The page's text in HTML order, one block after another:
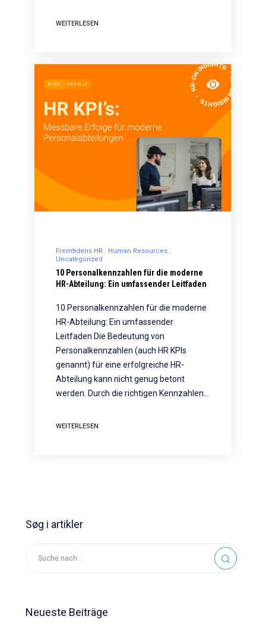
WEITERLESEN
Fremtidens HR
Human Resources
Uncategorized
10 Personalkennzahlen für die moderne
HR-Abteilung: Ein umfassender Leitfaden
10 Personalkennzahlen für die moderne
HR-Abteilung: Ein umfassender
Leitfaden Die Bedeutung von
Personalkennzahlen (auch HR KPIs
genannt) für eine erfolgreiche HR-
Abteilung kann nicht genug betont
werden. Durch die richtigen Kennzahlen…
WEITERLESEN
Søg i artikler
Neueste Beiträge